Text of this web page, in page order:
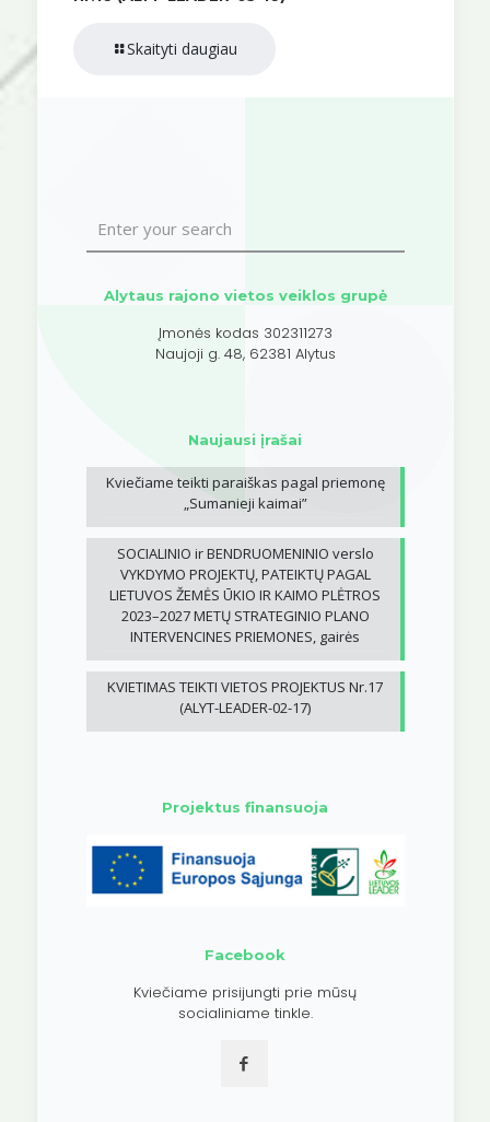
Skaityti daugiau
Alytaus rajono vietos veiklos grupė
Įmonės kodas 302311273
Naujoji g. 48, 62381 Alytus
Naujausi įrašai
Kviečiame teikti paraiškas pagal priemonę
„Sumanieji kaimai”
SOCIALINIO ir BENDRUOMENINIO verslo
VYKDYMO PROJEKTŲ, PATEIKTŲ PAGAL
LIETUVOS ŽEMĖS ŪKIO IR KAIMO PLĖTROS
2023–2027 METŲ STRATEGINIO PLANO
INTERVENCINES PRIEMONES, gairės
KVIETIMAS TEIKTI VIETOS PROJEKTUS Nr.17
(ALYT-LEADER-02-17)
Projektus finansuoja
Facebook
Kviečiame prisijungti prie mūsų
socialiniame tinkle.